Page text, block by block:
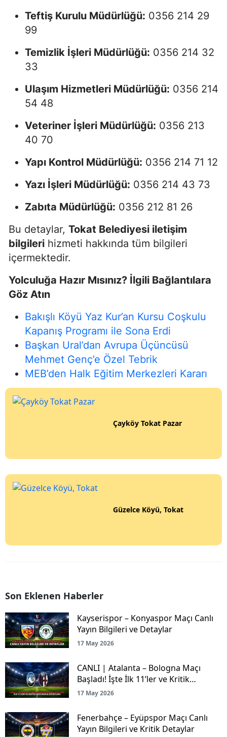
Teftiş Kurulu Müdürlüğü: 0356 214 29
99
Temizlik İşleri Müdürlüğü: 0356 214 32
33
Ulaşım Hizmetleri Müdürlüğü: 0356 214
54 48
Veteriner İşleri Müdürlüğü: 0356 213
40 70
Yapı Kontrol Müdürlüğü: 0356 214 71 12
Yazı İşleri Müdürlüğü: 0356 214 43 73
Zabıta Müdürlüğü: 0356 212 81 26
Bu detaylar, Tokat Belediyesi iletişim
bilgileri hizmeti hakkında tüm bilgileri
içermektedir.
Yolculuğa Hazır Mısınız? İlgili Bağlantılara
Göz Atın
Bakışlı Köyü Yaz Kur’an Kursu Coşkulu
Kapanış Programı ile Sona Erdi
Başkan Ural’dan Avrupa Üçüncüsü
Mehmet Genç’e Özel Tebrik
MEB’den Halk Eğitim Merkezleri Kararı
Çayköy Tokat Pazar
Güzelce Köyü, Tokat
Son Eklenen Haberler
Kayserispor – Konyaspor Maçı Canlı
Yayın Bilgileri ve Detaylar
17 May 2026
CANLI | Atalanta – Bologna Maçı
Başladı! İşte İlk 11’ler ve Kritik
Mücadele Detayları
17 May 2026
Fenerbahçe – Eyüpspor Maçı Canlı
Yayın Bilgileri ve Kritik Detaylar